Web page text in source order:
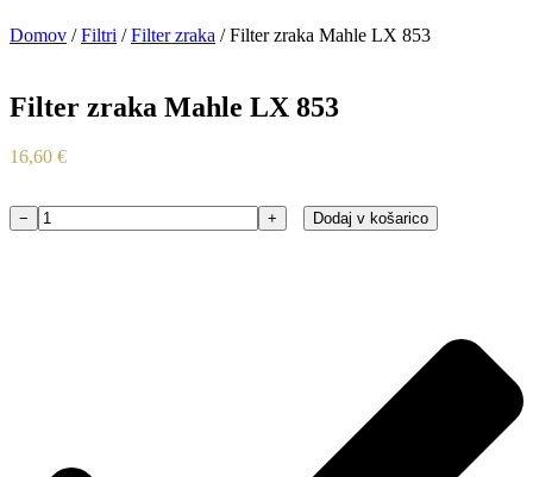
Domov /Filtri /Filter zraka / Filter zraka Mahle LX 853
Filter zraka Mahle LX 853
16,60 €
Filter
− + Dodaj v košarico